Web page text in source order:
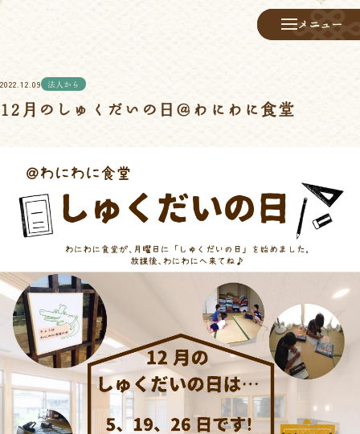
メニュー
メニュー
2022.12.09 法人から
12月のしゅくだいの日＠わにわに食堂